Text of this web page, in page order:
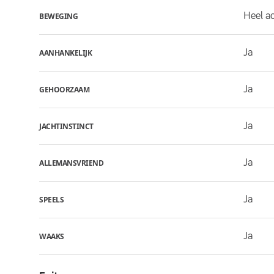
BEWEGING Heel
AANHANKELIJK Ja
GEHOORZAAM Ja
JACHTINSTINCT Ja
ALLEMANSVRIEND Ja
SPEELS Ja
WAAKS Ja